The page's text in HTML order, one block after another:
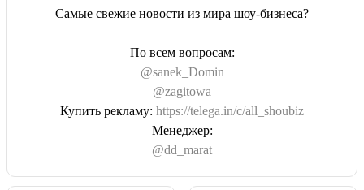
Самые свежие новости из мира шоу-бизнеса?
По всем вопросам:
@sanek_Domin
@zagitowa
Купить рекламу: https://telega.in/c/all_shoubiz
Менеджер:
@dd_marat